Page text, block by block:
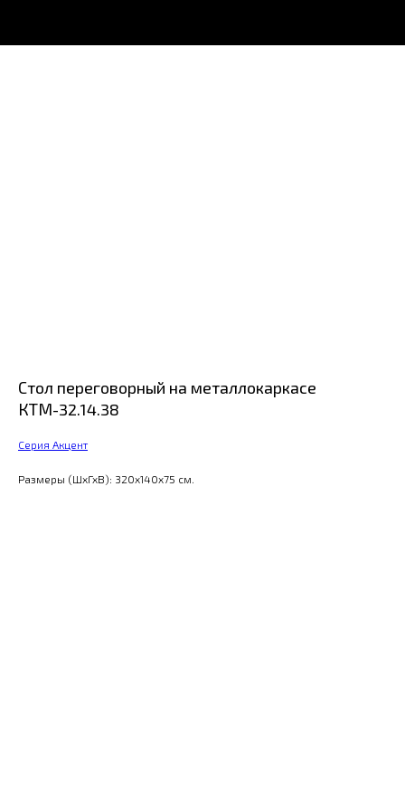
Стол переговорный на металлокаркасе
КТМ-32.14.38
Серия Акцент
Размеры (ШхГхВ): 320x140x75 см.